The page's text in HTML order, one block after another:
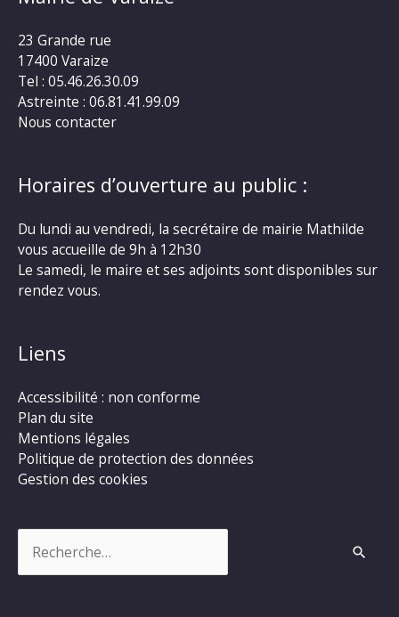
23 Grande rue
17400 Varaize
Tel : 05.46.26.30.09
Astreinte : 06.81.41.99.09
Nous contacter
Horaires d’ouverture au public :
Du lundi au vendredi, la secrétaire de mairie Mathilde
vous accueille de 9h à 12h30
Le samedi, le maire et ses adjoints sont disponibles sur
rendez vous.
Liens
Accessibilité : non conforme
Plan du site
Mentions légales
Politique de protection des données
Gestion des cookies